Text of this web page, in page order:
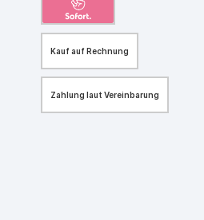
Kauf auf Rechnung
Zahlung laut Vereinbarung